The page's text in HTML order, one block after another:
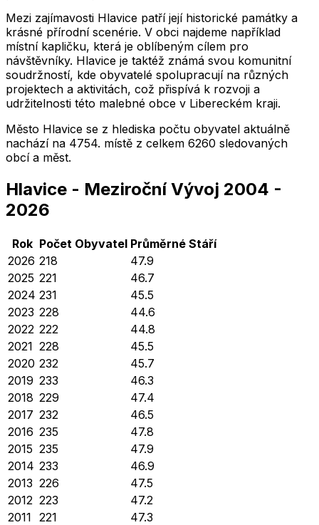
Mezi zajímavosti Hlavice patří její historické památky a
krásné přírodní scenérie. V obci najdeme například
místní kapličku, která je oblíbeným cílem pro
návštěvníky. Hlavice je taktéž známá svou komunitní
soudržností, kde obyvatelé spolupracují na různých
projektech a aktivitách, což přispívá k rozvoji a
udržitelnosti této malebné obce v Libereckém kraji.
Město Hlavice se z hlediska počtu obyvatel aktuálně
nachází na 4754. místě z celkem 6260 sledovaných
obcí a měst.
Hlavice - Meziroční Vývoj 2004 -
2026
Rok Počet Obyvatel Průměrné Stáří
2026 218
47.9
2025 221
46.7
2024 231
45.5
2023 228
44.6
2022 222
44.8
2021 228
45.5
2020 232
45.7
2019 233
46.3
2018 229
47.4
2017 232
46.5
2016 235
47.8
2015 235
47.9
2014 233
46.9
2013 226
47.5
2012 223
47.2
2011 221 47.3